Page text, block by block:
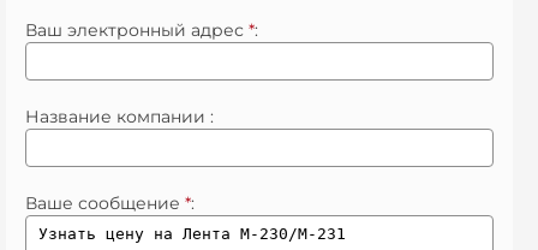
Ваш электронный адрес *:
Название компании :
Ваше сообщение *: